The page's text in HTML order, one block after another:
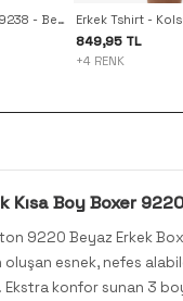
Erkek Atlet Tender Cotton 9238 - Beyaz
849,95 TL
+4 RENK
Kısa Boy Boxer
9220 Beyaz Erkek
oluşan esnek, nefes
Ekstra konfor sunan 3